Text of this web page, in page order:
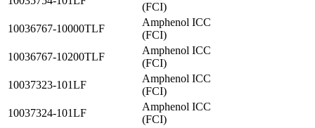
(FCI)
10036767-10000TLF
Amphenol ICC
(FCI)
10036767-10200TLF
Amphenol ICC
(FCI)
10037323-101LF
Amphenol ICC
(FCI)
10037324-101LF
Amphenol ICC
(FCI)